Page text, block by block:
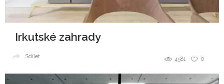
Irkutské zahrady
0
4581
Sdílet